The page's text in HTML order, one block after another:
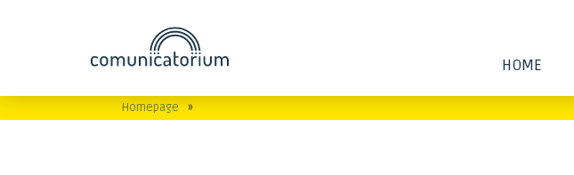
HOME
Homepage »